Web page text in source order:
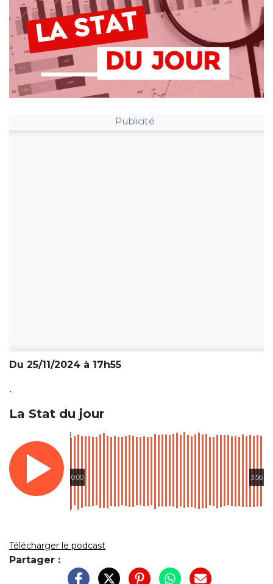
Publicité
Du 25/11/2024 à 17h55
.
La Stat du jour
0:00 3:56
Télécharger le podcast
Partager :